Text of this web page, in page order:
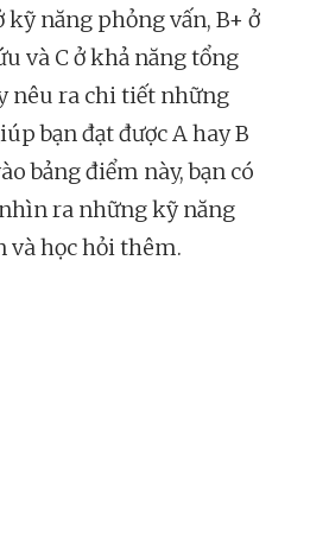
kỹ năng phỏng vấn, B+ ở
và C ở khả năng tổng
nêu ra chi tiết những
bạn đạt được A hay B
bảng điểm này, bạn có
ra những kỹ năng
và học hỏi thêm.